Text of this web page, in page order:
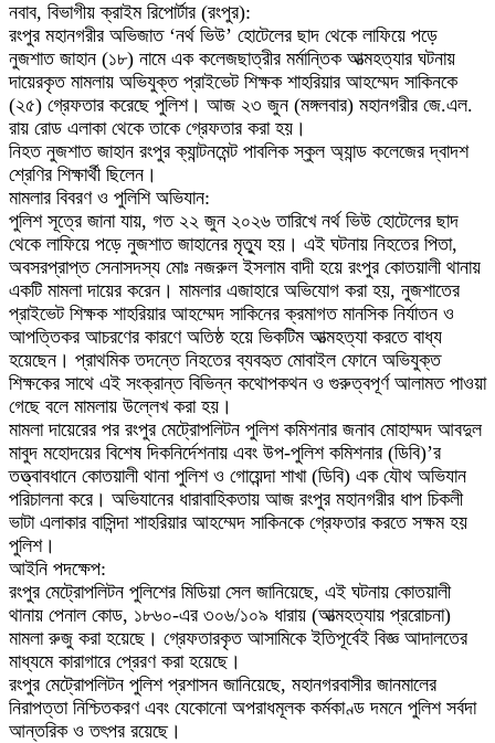
নবাব, বিভাগীয় ক্রাইম রিপোর্টার (রংপুর):
রংপুর মহানগরীর অভিজাত ‘নর্থ ভিউ’ হোটেলের ছাদ থেকে লাফিয়ে পড়ে
নুজশাত জাহান (১৮) নামে এক কলেজছাত্রীর মর্মান্তিক আত্মহত্যার ঘটনায়
দায়েরকৃত মামলায় অভিযুক্ত প্রাইভেট শিক্ষক শাহরিয়ার আহম্মেদ সাকিনকে
(২৫) গ্রেফতার করেছে পুলিশ। আজ ২৩ জুন (মঙ্গলবার) মহানগরীর জে.এল.
রায় রোড এলাকা থেকে তাকে গ্রেফতার করা হয়।
নিহত নুজশাত জাহান রংপুর ক্যান্টনমেন্ট পাবলিক স্কুল অ্যান্ড কলেজের দ্বাদশ
শ্রেণির শিক্ষার্থী ছিলেন।
মামলার বিবরণ ও পুলিশি অভিযান:
পুলিশ সূত্রে জানা যায়, গত ২২ জুন ২০২৬ তারিখে নর্থ ভিউ হোটেলের ছাদ
থেকে লাফিয়ে পড়ে নুজশাত জাহানের মৃত্যু হয়। এই ঘটনায় নিহতের পিতা,
অবসরপ্রাপ্ত সেনাসদস্য মোঃ নজরুল ইসলাম বাদী হয়ে রংপুর কোতয়ালী থানায়
একটি মামলা দায়ের করেন। মামলার এজাহারে অভিযোগ করা হয়, নুজশাতের
প্রাইভেট শিক্ষক শাহরিয়ার আহম্মেদ সাকিনের ক্রমাগত মানসিক নির্যাতন ও
আপত্তিকর আচরণের কারণে অতিষ্ঠ হয়ে ভিকটিম আত্মহত্যা করতে বাধ্য
হয়েছেন। প্রাথমিক তদন্তে নিহতের ব্যবহৃত মোবাইল ফোনে অভিযুক্ত
শিক্ষকের সাথে এই সংক্রান্ত বিভিন্ন কথোপকথন ও গুরুত্বপূর্ণ আলামত পাওয়া
গেছে বলে মামলায় উল্লেখ করা হয়।
মামলা দায়েরের পর রংপুর মেট্রোপলিটন পুলিশ কমিশনার জনাব মোহাম্মদ আবদুল
মাবুদ মহোদয়ের বিশেষ দিকনির্দেশনায় এবং উপ-পুলিশ কমিশনার (ডিবি)’র
তত্ত্বাবধানে কোতয়ালী থানা পুলিশ ও গোয়েন্দা শাখা (ডিবি) এক যৌথ অভিযান
পরিচালনা করে। অভিযানের ধারাবাহিকতায় আজ রংপুর মহানগরীর ধাপ চিকলী
ভাটা এলাকার বাসিন্দা শাহরিয়ার আহম্মেদ সাকিনকে গ্রেফতার করতে সক্ষম হয়
পুলিশ।
আইনি পদক্ষেপ:
রংপুর মেট্রোপলিটন পুলিশের মিডিয়া সেল জানিয়েছে, এই ঘটনায় কোতয়ালী
থানায় পেনাল কোড, ১৮৬০-এর ৩০৬/১০৯ ধারায় (আত্মহত্যায় প্ররোচনা)
মামলা রুজু করা হয়েছে। গ্রেফতারকৃত আসামিকে ইতিপূর্বেই বিজ্ঞ আদালতের
মাধ্যমে কারাগারে প্রেরণ করা হয়েছে।
রংপুর মেট্রোপলিটন পুলিশ প্রশাসন জানিয়েছে, মহানগরবাসীর জানমালের
নিরাপত্তা নিশ্চিতকরণ এবং যেকোনো অপরাধমূলক কর্মকাণ্ড দমনে পুলিশ সর্বদা
আন্তরিক ও তৎপর রয়েছে।